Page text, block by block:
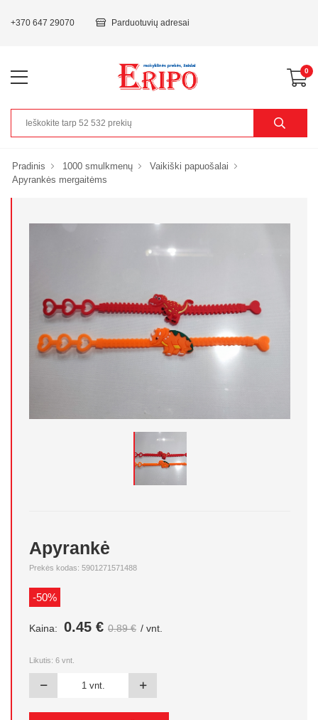
+370 647 29070 Parduotuvių adresai
0
Pradinis 1000 smulkmenų
Vaikiški papuošalai
Apyrankės mergaitėms
Apyrankė
Prekės kodas: 5901271571488
-50%
Kaina: 0.45 € 0.89 € / vnt.
Likutis: 6 vnt.